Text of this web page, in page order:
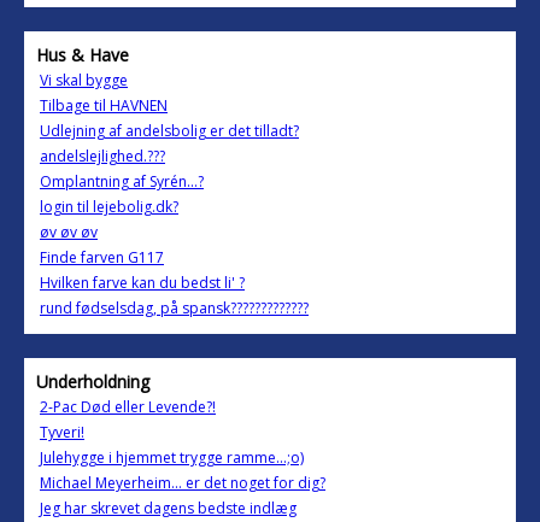
Hus & Have
Vi skal bygge
Tilbage til HAVNEN
Udlejning af andelsbolig er det tilladt?
andelslejlighed.???
Omplantning af Syrén...?
login til lejebolig.dk?
øv øv øv
Finde farven G117
Hvilken farve kan du bedst li' ?
rund fødselsdag, på spansk?????????????
Underholdning
2-Pac Død eller Levende?!
Tyveri!
Julehygge i hjemmet trygge ramme...;o)
Michael Meyerheim... er det noget for dig?
Jeg har skrevet dagens bedste indlæg